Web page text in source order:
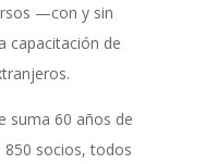
—con y sin
capacitación de
suma 60 años de
socios, todos